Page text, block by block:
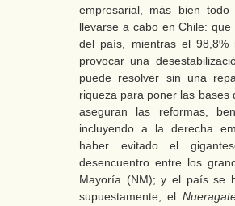
empresarial, más bien
llevarse a cabo en Chile:
del país, mientras el
provocar una
puede resolver sin una
riqueza para poner las bases
aseguran las reformas,
incluyendo a la derecha
haber evitado el
desencuentro entre los
Mayoría (NM); y el país se
supuestamente, el